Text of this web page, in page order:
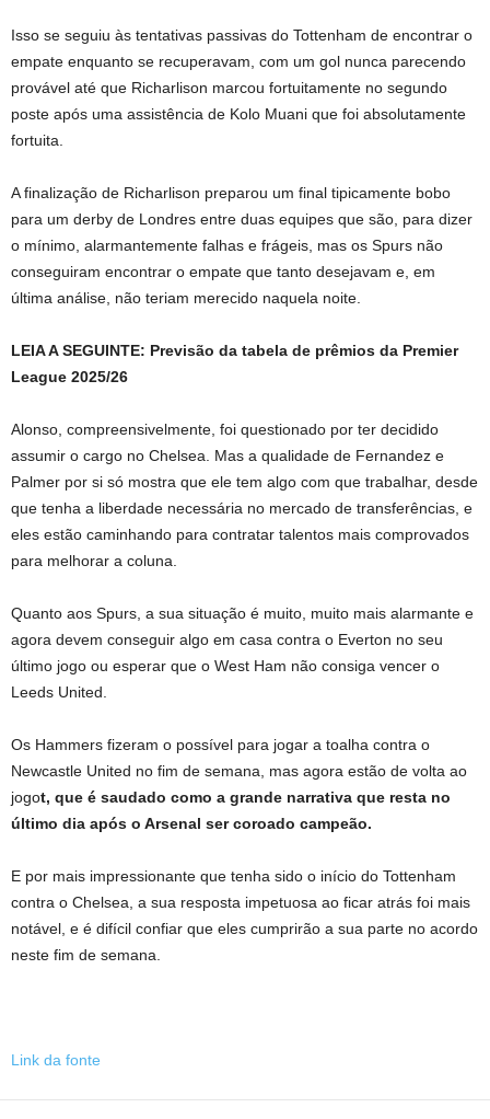
Isso se seguiu às tentativas passivas do Tottenham de encontrar o
empate enquanto se recuperavam, com um gol nunca parecendo
provável até que Richarlison marcou fortuitamente no segundo
poste após uma assistência de Kolo Muani que foi absolutamente
fortuita.
A finalização de Richarlison preparou um final tipicamente bobo
para um derby de Londres entre duas equipes que são, para dizer
o mínimo, alarmantemente falhas e frágeis, mas os Spurs não
conseguiram encontrar o empate que tanto desejavam e, em
última análise, não teriam merecido naquela noite.
LEIA A SEGUINTE: Previsão da tabela de prêmios da Premier
League 2025/26
Alonso, compreensivelmente, foi questionado por ter decidido
assumir o cargo no Chelsea. Mas a qualidade de Fernandez e
Palmer por si só mostra que ele tem algo com que trabalhar, desde
que tenha a liberdade necessária no mercado de transferências, e
eles estão caminhando para contratar talentos mais comprovados
para melhorar a coluna.
Quanto aos Spurs, a sua situação é muito, muito mais alarmante e
agora devem conseguir algo em casa contra o Everton no seu
último jogo ou esperar que o West Ham não consiga vencer o
Leeds United.
Os Hammers fizeram o possível para jogar a toalha contra o
Newcastle United no fim de semana, mas agora estão de volta ao
jogot, que é saudado como a grande narrativa que resta no
último dia após o Arsenal ser coroado campeão.
E por mais impressionante que tenha sido o início do Tottenham
contra o Chelsea, a sua resposta impetuosa ao ficar atrás foi mais
notável, e é difícil confiar que eles cumprirão a sua parte no acordo
neste fim de semana.
Link da fonte